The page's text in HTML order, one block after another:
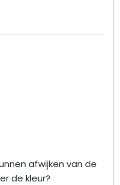
afwijken van de
de kleur?